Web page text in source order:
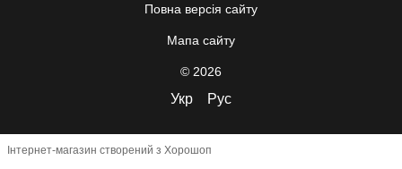
Повна версія сайту
Мапа сайту
© 2026
Укр Рус
Інтернет-магазин створений з Хорошоп